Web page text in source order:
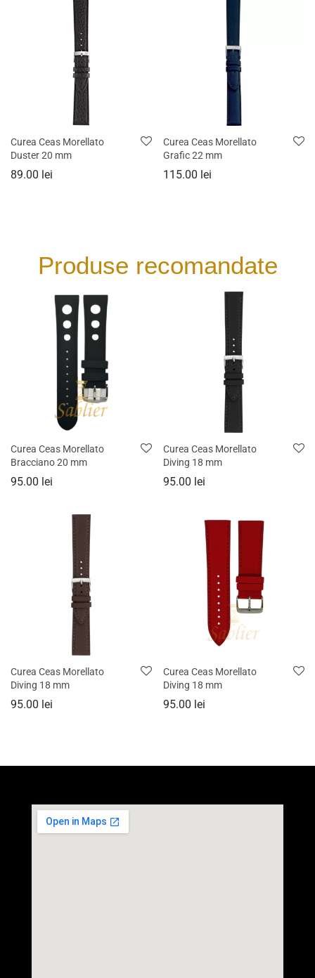
Curea Ceas Morellato
Duster 20 mm
89.00 lei
Curea Ceas Morellato
Grafic 22 mm
115.00 lei
Produse recomandate
Curea Ceas Morellato
Bracciano 20 mm
95.00 lei
Curea Ceas Morellato
Diving 18 mm
95.00 lei
Curea Ceas Morellato
Diving 18 mm
95.00 lei
Curea Ceas Morellato
Diving 18 mm
95.00 lei